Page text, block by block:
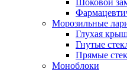
Шоковой
Морозильные
Глухая
Гнутые
Прямые
Моноблоки